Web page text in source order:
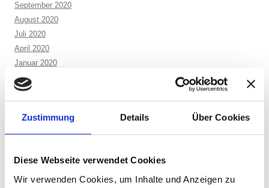
Zustimmung Details Über Cookies
Diese Webseite verwendet Cookies
Wir verwenden Cookies, um Inhalte und Anzeigen zu
September 2020
August 2020
Juli 2020
April 2020
Januar 2020
Dezember 2019
November 2019
August 2019
Juli 2019
Mai 2019
April 2019